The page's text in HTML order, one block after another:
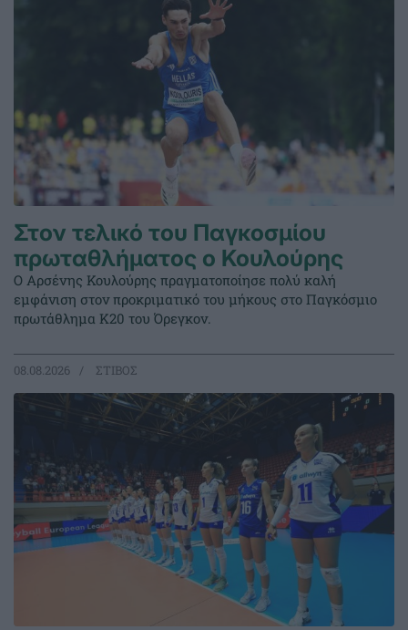
Στον τελικό του Παγκοσμίου
πρωταθλήματος ο Κουλούρης
Ο Αρσένης Κουλούρης πραγματοποίησε πολύ καλή
εμφάνιση στον προκριματικό του μήκους στο Παγκόσμιο
πρωτάθλημα Κ20 του Όρεγκον.
08.08.2026 ΣΤΙΒΟΣ